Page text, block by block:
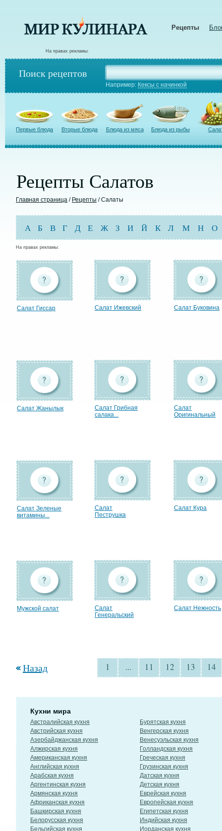
Рецепты
На правах рекламы:
Поиск рецептов
Например: Кексы с начинкой
Первые блюда Вторые блюда Блюда из мяса Блюда из рыбы
Рецепты Салатов
Главная страница / Рецепты / Салаты
А Б В Г Д Е Ж З И Й К Л М Н О
На правах рекламы:
Салат Гиссар Салат Ижевский Салат Буковина
Салат Жанылык
Салат Грибная
салака...
Салат
Оригинальный
Салат Зеленые
витамины...
Салат
Пеструшка
Салат Кура
Мужской салат
Салат
Генеральский
Салат Нежность
Назад 1 ... 11 12 13 14
Кухни мира
Австралийская кухня
Австрийская кухня
Азербайджанская кухня
Алжирская кухня
Американская кухня
Английская кухня
Арабская кухня
Аргентинская кухня
Армянская кухня
Африканская кухня
Башкирская кухня
Белорусская кухня
Бельгийская кухня
Бурятская кухня
Венгерская кухня
Венесуэльская кухня
Голландская кухня
Греческая кухня
Грузинская кухня
Датская кухня
Детская кухня
Еврейская кухня
Европейская кухня
Египетская кухня
Индийская кухня
Иорданская кухня